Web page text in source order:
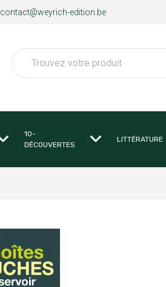
contact@weyrich-edition.be
Rechercher
10-
DÉCOUVERTES
< LITTÉRATURE